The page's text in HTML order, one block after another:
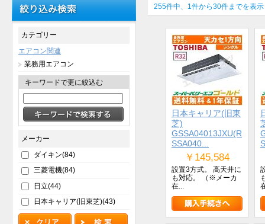
255件中、1件から30件までを表示
日本キャリア(旧東
芝)
GSSA04013JXU(R
SSA040...
￥145,584
設置3方式。 高天井に
も対応。 （※メーカ
在...
カテゴリー
エアコン関連
業務用エアコン
キーワードで更に絞込む
メーカー
ダイキン(84)
三菱電機(84)
日立(44)
日本キャリア(旧東芝)(43)